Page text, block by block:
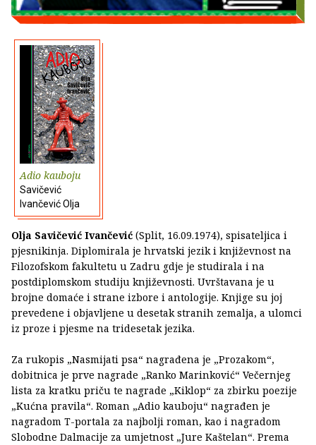
Adio kauboju
Savičević
Ivančević Olja
Olja Savičević Ivančević (Split, 16.09.1974), spisateljica i
pjesnikinja. Diplomirala je hrvatski jezik i književnost na
Filozofskom fakultetu u Zadru gdje je studirala i na
postdiplomskom studiju književnosti. Uvrštavana je u
brojne domaće i strane izbore i antologije. Knjige su joj
prevedene i objavljene u desetak stranih zemalja, a ulomci
iz proze i pjesme na tridesetak jezika.
Za rukopis „Nasmijati psa“ nagrađena je „Prozakom“,
dobitnica je prve nagrade „Ranko Marinković“ Večernjeg
lista za kratku priču te nagrade „Kiklop“ za zbirku poezije
„Kućna pravila“. Roman „Adio kauboju“ nagrađen je
nagradom T-portala za najbolji roman, kao i nagradom
Slobodne Dalmacije za umjetnost „Jure Kaštelan“. Prema